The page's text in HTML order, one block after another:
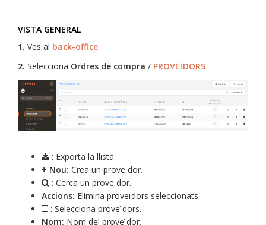
VISTA GENERAL
1. Ves al back-office.
2. Selecciona Ordres de compra / PROVEÏDORS
: Exporta la llista.
+ Nou: Crea un proveïdor.
: Cerca un proveïdor.
Accions: Elimina proveïdors seleccionats.
: Selecciona proveïdors.
Nom: Nom del proveïdor.